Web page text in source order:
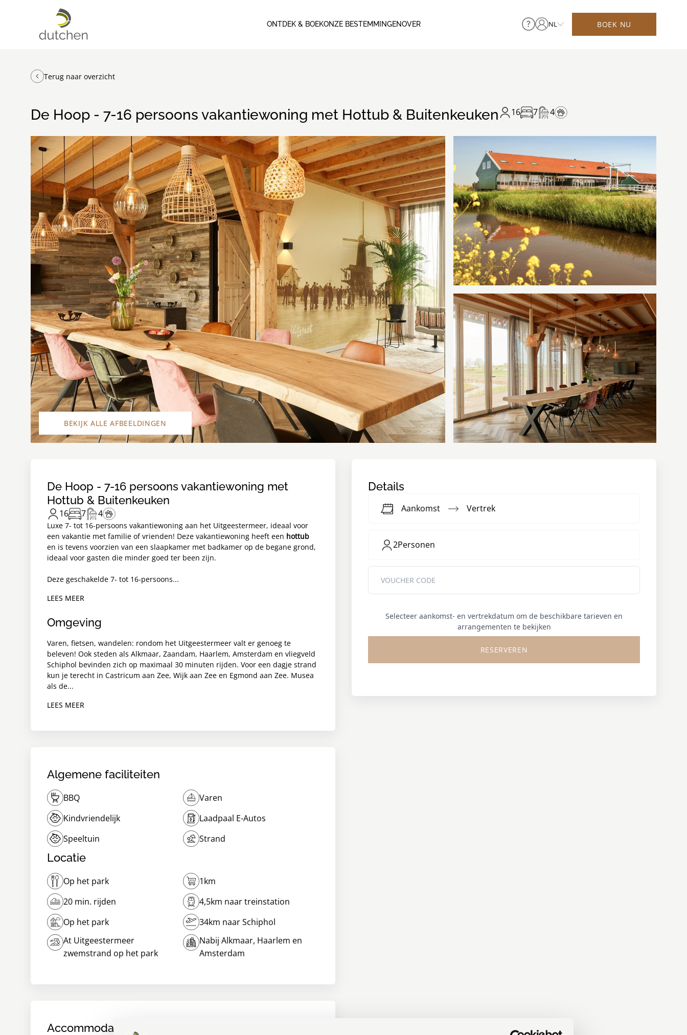
ONTDEK & BOEKONZE BESTEMMINGENOVER NL BOEK NU
Terug naar overzicht
De Hoop - 7-16 persoons vakantiewoning met Hottub & Buitenkeuken 16 7 4
BEKIJK ALLE AFBEELDINGEN
De Hoop - 7-16 persoons vakantiewoning met
Hottub & Buitenkeuken
16 7 4
Luxe 7- tot 16-persoons vakantiewoning aan het Uitgeestermeer, ideaal voor
een vakantie met familie of vrienden! Deze vakantiewoning heeft een hottub
en is tevens voorzien van een slaapkamer met badkamer op de begane grond,
ideaal voor gasten die minder goed ter been zijn.
Deze geschakelde 7- tot 16-persoons...
LEES MEER
Omgeving
Varen, fietsen, wandelen: rondom het Uitgeestermeer valt er genoeg te
beleven! Ook steden als Alkmaar, Zaandam, Haarlem, Amsterdam en vliegveld
Schiphol bevinden zich op maximaal 30 minuten rijden. Voor een dagje strand
kun je terecht in Castricum aan Zee, Wijk aan Zee en Egmond aan Zee. Musea
als de...
LEES MEER
Algemene faciliteiten
BBQ
Varen
Kindvriendelijk
Laadpaal E-Autos
Speeltuin
Strand
Locatie
Op het park
1km
20 min. rijden
4,5km naar treinstation
Op het park
34km naar Schiphol
At Uitgeestermeer
zwemstrand op het park
Nabij Alkmaar, Haarlem en
Amsterdam
Accommodatie voorzieningen
Details
Aankomst Vertrek
2Personen
Selecteer aankomst- en vertrekdatum om de beschikbare tarieven en
arrangementen te bekijken
RESERVEREN